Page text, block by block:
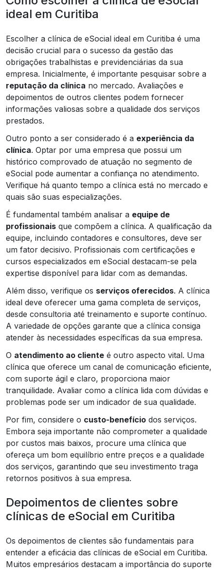
ideal em Curitiba
Escolher a clínica de eSocial ideal em Curitiba é uma
decisão crucial para o sucesso da gestão das
obrigações trabalhistas e previdenciárias da sua
empresa. Inicialmente, é importante pesquisar sobre a
reputação da clínica no mercado. Avaliações e
depoimentos de outros clientes podem fornecer
informações valiosas sobre a qualidade dos serviços
prestados.
Outro ponto a ser considerado é a experiência da
clínica. Optar por uma empresa que possui um
histórico comprovado de atuação no segmento de
eSocial pode aumentar a confiança no atendimento.
Verifique há quanto tempo a clínica está no mercado e
quais são suas especializações.
É fundamental também analisar a equipe de
profissionais que compõem a clínica. A qualificação da
equipe, incluindo contadores e consultores, deve ser
um fator decisivo. Profissionais com certificações e
cursos especializados em eSocial destacam-se pela
expertise disponível para lidar com as demandas.
Além disso, verifique os serviços oferecidos. A clínica
ideal deve oferecer uma gama completa de serviços,
desde consultoria até treinamento e suporte contínuo.
A variedade de opções garante que a clínica consiga
atender às necessidades específicas da sua empresa.
O atendimento ao cliente é outro aspecto vital. Uma
clínica que oferece um canal de comunicação eficiente,
com suporte ágil e claro, proporciona maior
tranquilidade. Avaliar como a clínica lida com dúvidas e
problemas pode ser um indicador de sua qualidade.
Por fim, considere o custo-benefício dos serviços.
Embora seja importante não comprometer a qualidade
por custos mais baixos, procure uma clínica que
ofereça um bom equilíbrio entre preços e a qualidade
dos serviços, garantindo que seu investimento traga
retornos positivos à sua empresa.
Depoimentos de clientes sobre
clínicas de eSocial em Curitiba
Os depoimentos de clientes são fundamentais para
entender a eficácia das clínicas de eSocial em Curitiba.
Muitos empresários destacam a importância do suporte